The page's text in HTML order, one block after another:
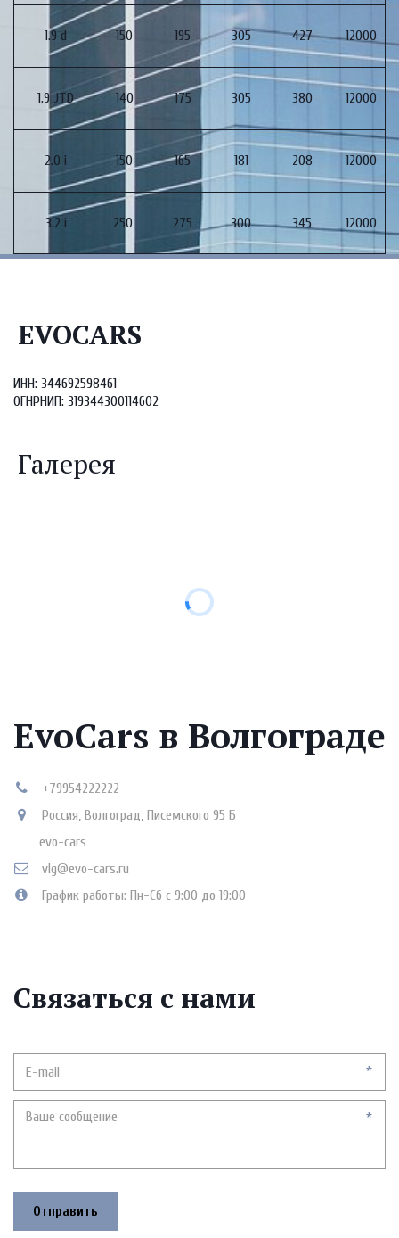
1.9 d 150 195 305 427 12000
1.9 JTD 140 175 305 380 12000
2.0 i 150 165 181 208 12000
3.2 i 250 275 300 345 12000
EVOCARS
ИНН: 344692598461
ОГНРНИП: 319344300114602
Галерея
EvoCars в Волгограде
+79954222222
Россия, Волгоград, Писемского 95 Б
evo-cars
vlg@evo-cars.ru
График работы: Пн-Сб с 9:00 до 19:00
Связаться с нами
*
*
Отправить